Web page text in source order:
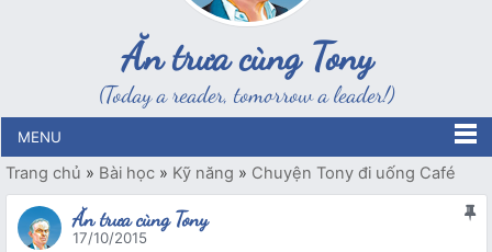
Ăn trưa cùng Tony
(Today a reader, tomorrow a leader!)
MENU
Trang chủ » Bài học » Kỹ năng » Chuyện Tony đi uống Café
Ăn trưa cùng Tony
17/10/2015